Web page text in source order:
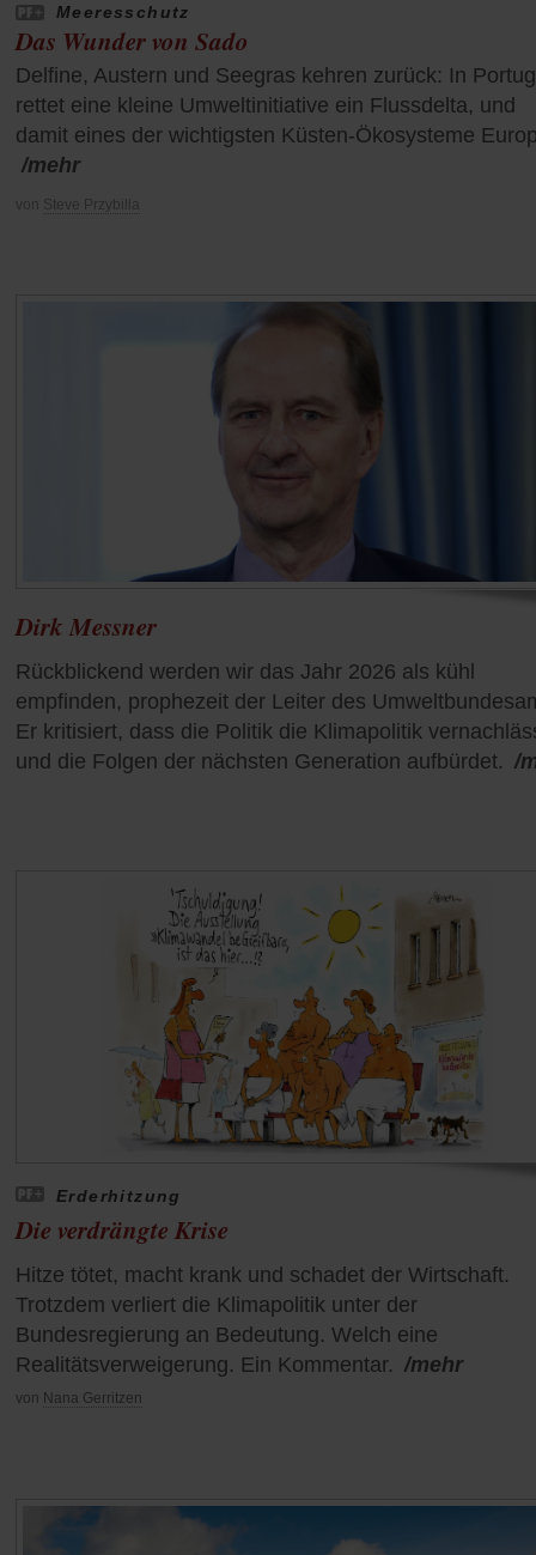
Meeresschutz
Das Wunder von Sado
Delfine, Austern und Seegras kehren zurück: In
rettet eine kleine Umweltinitiative ein Flussdelta, und
damit eines der wichtigsten Küsten-Ökosysteme
/mehr
von Steve Przybilla
Dirk Messner
Rückblickend werden wir das Jahr 2026 als kühl
empfinden, prophezeit der Leiter des
Er kritisiert, dass die Politik die Klimapolitik
und die Folgen der nächsten Generation aufbürdet. /
Erderhitzung
Die verdrängte Krise
Hitze tötet, macht krank und schadet der Wirtschaft.
Trotzdem verliert die Klimapolitik unter der
Bundesregierung an Bedeutung. Welch eine
Realitätsverweigerung. Ein Kommentar. /mehr
von Nana Gerritzen